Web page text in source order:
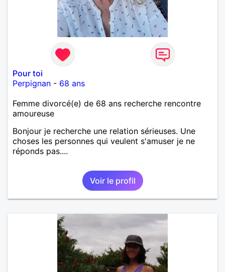
Pour toi
Perpignan - 68 ans
Femme divorcé(e) de 68 ans recherche rencontre
amoureuse
Bonjour je recherche une relation sérieuses. Une
choses les personnes qui veulent s'amuser je ne
réponds pas....
Voir le profil